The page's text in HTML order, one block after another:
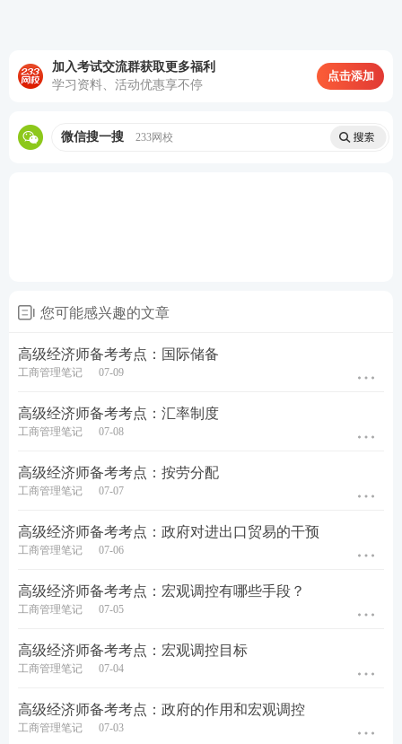
现代企业并非只对出资者负责，让出资者获得投资回
报，它们还应对社会负责，承担必要的社会责任。
品质量参差不齐，客户满意度降低；管理水平滞后，
资源利用效率不高，导致成本上升；同时，企业在职
业健康安全、环境保护和社会责任方面的表现也备受
持续发展能力。
司重新定位市场，深入调研客户需求，不仅满足客户
次，公司加大技术创新投入，引进先进技术和设备，
提升产品研发能力，确保产品质量和服务的持续优
化。同时，X公司还加强了内部管理，优化资源配
置，提高管理效率，降低运营成本。此外，公司还高
行相关义务，树立良好的企业形象。
销量大幅提升，客户满意度显著提高，市场份额稳步
加入考试交流群获取更多福利
学习资料、活动优惠享不停
点击添加
微信搜一搜 233网校
您可能感兴趣的文章
高级经济师备考考点：国际储备
工商管理笔记 07-09
高级经济师备考考点：汇率制度
工商管理笔记 07-08
高级经济师备考考点：按劳分配
工商管理笔记 07-07
高级经济师备考考点：政府对进出口贸易的干预
工商管理笔记 07-06
高级经济师备考考点：宏观调控有哪些手段？
工商管理笔记 07-05
高级经济师备考考点：宏观调控目标
工商管理笔记 07-04
高级经济师备考考点：政府的作用和宏观调控
工商管理笔记 07-03